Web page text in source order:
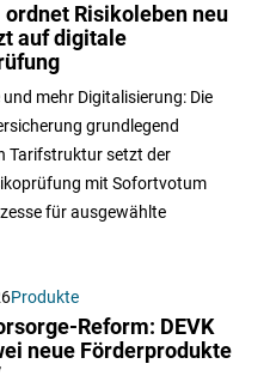
ordnet Risikoleben neu
auf digitale
mehr Digitalisierung: Die
grundlegend
Tarifstruktur setzt der
mit Sofortvotum
für ausgewählte
Produkte
Reform: DEVK
neue Förderprodukte